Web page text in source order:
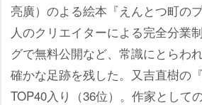
亮廣）のよる絵本『えんとつ町の
人のクリエイターによる完全分業
グで無料公開など、常識にとらわ
確かな足跡を残した。又吉直樹の
TOP40入り（36位）。作家として